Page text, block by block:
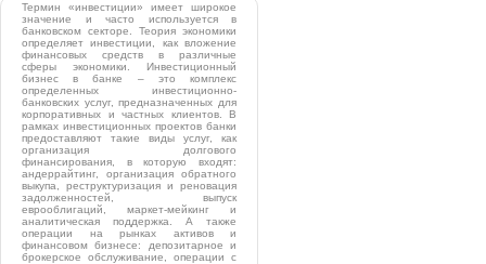
Термин «инвестиции» имеет широкое
значение и часто используется в
банковском секторе. Теория экономики
определяет инвестиции, как вложение
финансовых средств в различные
сферы экономики. Инвестиционный
бизнес в банке – это комплекс
определенных инвестиционно-
банковских услуг, предназначенных для
корпоративных и частных клиентов. В
рамках инвестиционных проектов банки
предоставляют такие виды услуг, как
организация долгового
финансирования, в которую входят:
андеррайтинг, организация обратного
выкупа, реструктуризация и реновация
задолженностей, выпуск
еврооблигаций, маркет-мейкинг и
аналитическая поддержка. А также
операции на рынках активов и
финансовом бизнесе: депозитарное и
брокерское обслуживание, операции с